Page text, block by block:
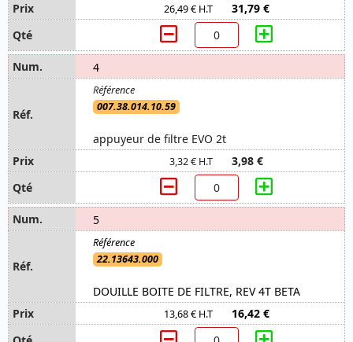
26,49 € H.T 31,79 €
4
007.38.014.10.59
appuyeur de filtre EVO 2t
3,32 € H.T 3,98 €
5
22.13643.000
DOUILLE BOITE DE FILTRE, REV 4T BETA
13,68 € H.T 16,42 €